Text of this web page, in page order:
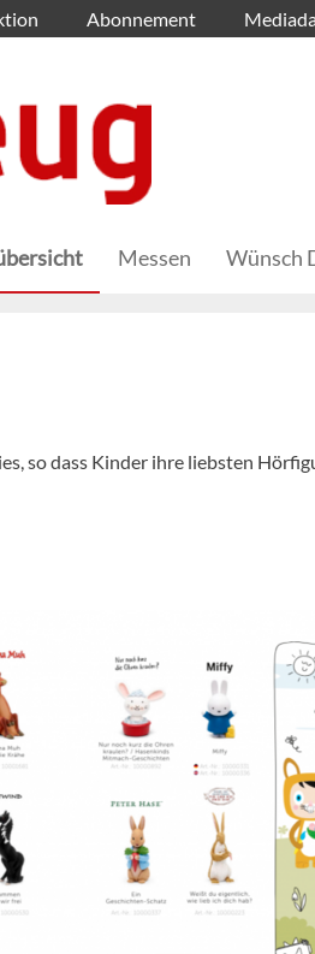
Abonnement
Messen Wünsch
so dass Kinder ihre liebsten